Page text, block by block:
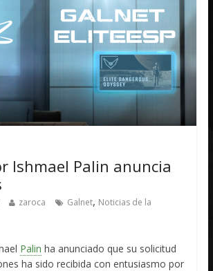
Ishmael Palin anuncia
zaroca Galnet, Noticias de la
Palin ha anunciado que su solicitud
ha sido recibida con entusiasmo por